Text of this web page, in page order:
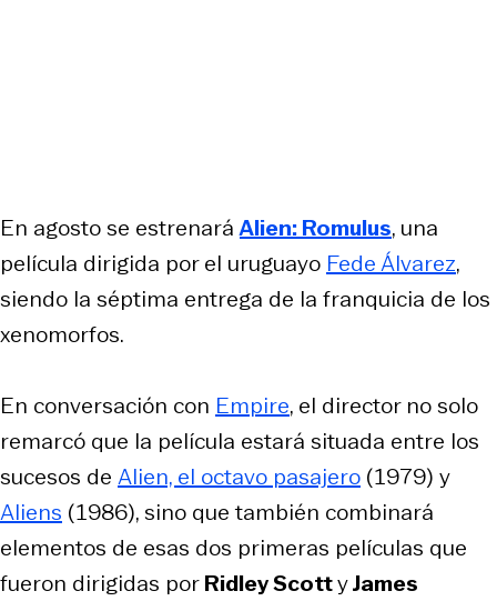
En agosto se estrenaráAlien: Romulus, una
película dirigida por el uruguayo Fede Álvarez,
siendo la séptima entrega de la franquicia de los
xenomorfos.
En conversación con Empire, el director no solo
remarcó que la película estará situada entre los
sucesos de Alien, el octavo pasajero (1979) y
Aliens (1986), sino que también combinará
elementos de esas dos primeras películas que
fueron dirigidas porRidley ScottyJames